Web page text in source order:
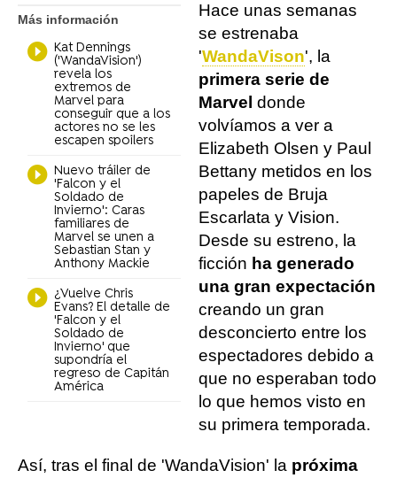
Más información
Kat Dennings
('WandaVision')
revela los
extremos de
Marvel para
conseguir que a los
actores no se les
escapen spoilers
Nuevo tráiler de
'Falcon y el
Soldado de
Invierno': Caras
familiares de
Marvel se unen a
Sebastian Stan y
Anthony Mackie
¿Vuelve Chris
Evans? El detalle de
'Falcon y el
Soldado de
Invierno' que
supondría el
regreso de Capitán
América
Hace unas semanas
se estrenaba
'WandaVison', la
primera serie de
Marvel donde
volvíamos a ver a
Elizabeth Olsen y Paul
Bettany metidos en los
papeles de Bruja
Escarlata y Vision.
Desde su estreno, la
ficción ha generado
una gran expectación
creando un gran
desconcierto entre los
espectadores debido a
que no esperaban todo
lo que hemos visto en
su primera temporada.
Así, tras el final de 'WandaVision' la próxima